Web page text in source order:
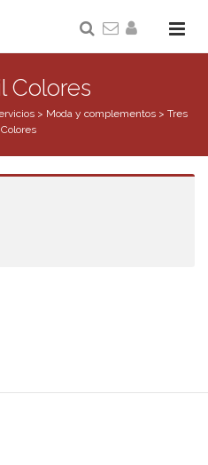
Colores
> Moda y complementos > Tres